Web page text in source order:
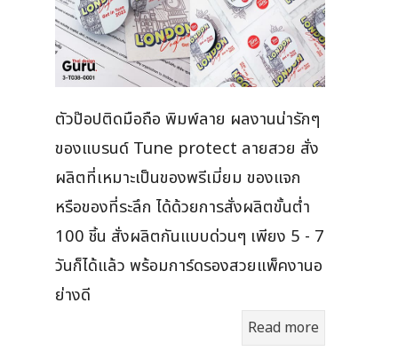
ตัวป๊อปติดมือถือ พิมพ์ลาย ผลงานน่ารักๆ
ของแบรนด์ Tune protect ลายสวย สั่ง
ผลิตที่เหมาะเป็นของพรีเมี่ยม ของแจก
หรือของที่ระลึก ได้ด้วยการสั่งผลิตขั้นต่ำ
100 ชิ้น สั่งผลิตกันแบบด่วนๆ เพียง 5 - 7
วันก็ได้แล้ว พร้อมการ์ดรองสวยแพ็คงานอ
ย่างดี
Read more